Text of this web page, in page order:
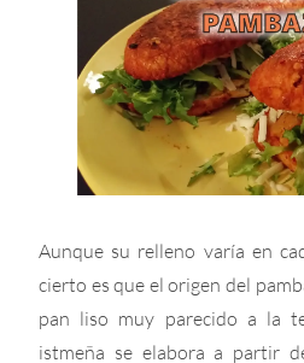
Aunque su relleno varía en
cierto es que el origen del
pan liso muy parecido a la
istmeña se elabora a partir